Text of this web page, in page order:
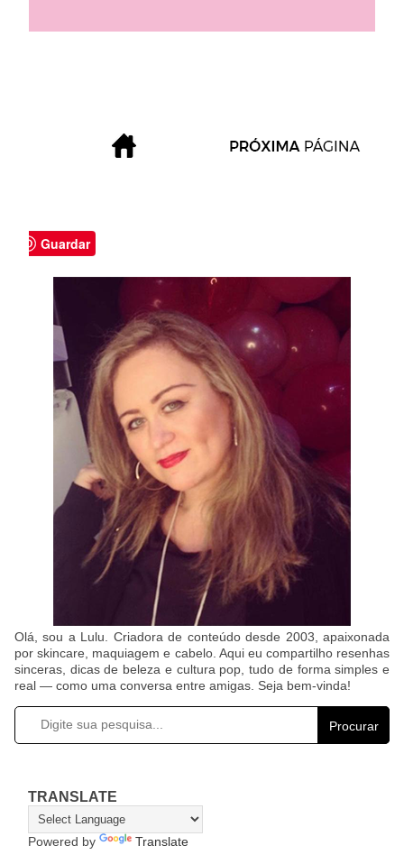
Guardar
Olá, sou a Lulu. Criadora de conteúdo desde 2003, apaixonada
por skincare, maquiagem e cabelo. Aqui eu compartilho resenhas
sinceras, dicas de beleza e cultura pop, tudo de forma simples e
real — como uma conversa entre amigas. Seja bem-vinda!
Procurar
TRANSLATE
Powered by Translate